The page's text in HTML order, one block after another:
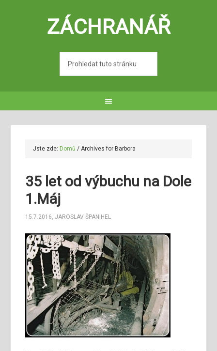
ZÁCHRANÁŘ
Jste zde: Domů / Archives for Barbora
35 let od výbuchu na Dole
1.Máj
15.7.2016,JAROSLAV ŠPANIHEL